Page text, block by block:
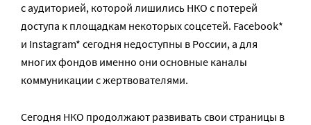
с аудиторией, которой лишились НКО с потерей
доступа к площадкам некоторых соцсетей. Facebook*
и Instagram* сегодня недоступны в России, а для
многих фондов именно они основные каналы
коммуникации с жертвователями.
Сегодня НКО продолжают развивать свои страницы в